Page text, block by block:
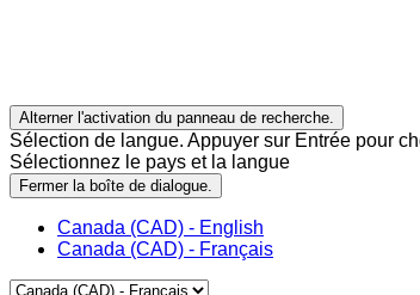
Alterner l'activation du panneau de recherche.
Sélection de langue. Appuyer sur Entrée pour
Sélectionnez le pays et la langue
Fermer la boîte de dialogue.
Canada (CAD) - English
Canada (CAD) - Français